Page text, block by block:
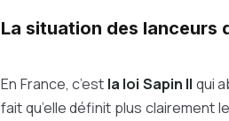
La situation des lanceurs
En France, c’est la loi Sapin II qui
fait qu’elle définit plus clairement